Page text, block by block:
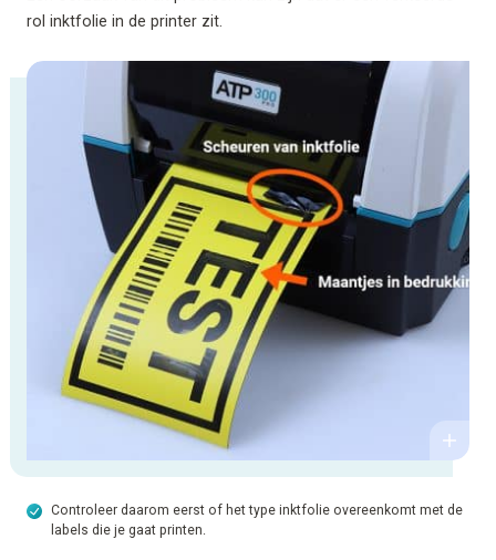
rol inktfolie in de printer zit.
Controleer daarom eerst of het type inktfolie overeenkomt met de
labels die je gaat printen.